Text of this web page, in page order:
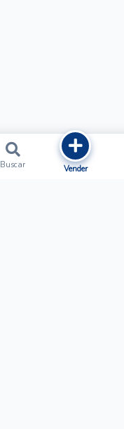
Buscar Vender